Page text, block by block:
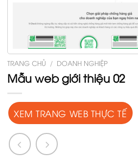
TRANG CHỦ / DOANH NGHIỆP
Mẫu web giới thiệu 02
XEM TRANG WEB THỰC TẾ